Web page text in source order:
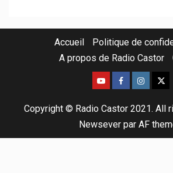
Accueil
Politique de
A propos de Radio Castor
Copyright © Radio Castor 2021. All
Newsever par AF